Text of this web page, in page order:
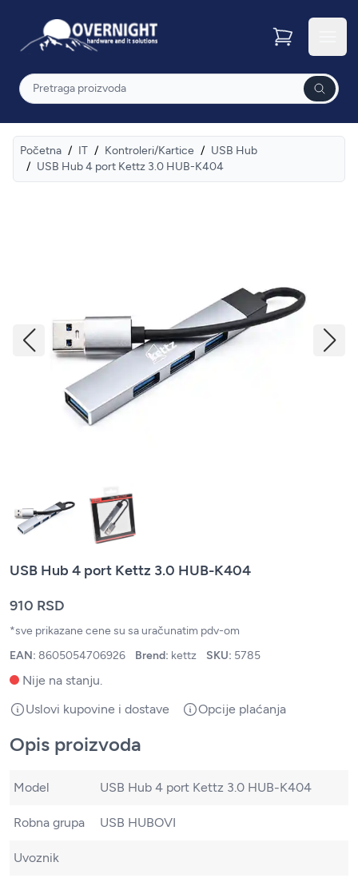
Overnight
Pretraga
Početna / IT / Kontroleri/Kartice / USB Hub
/ USB Hub 4 port Kettz 3.0 HUB-K404
USB Hub 4 port Kettz 3.0 HUB-K404
910 RSD
*sve prikazane cene su sa uračunatim pdv-om
EAN: 8605054706926 Brend: kettz SKU: 5785
Nije na stanju.
Uslovi kupovine i dostave
Opcije plaćanja
Opis proizvoda
Model USB Hub 4 port Kettz 3.0 HUB-K404
Robna grupa USB HUBOVI
Uvoznik